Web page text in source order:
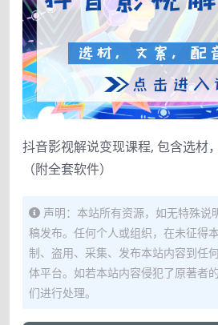
抖音影视解说变现课程, 包含选材
（附全套软件）
声明：本站所有资源，如无特殊说
稿发布。任何个人或组织，在未征得
制、盗用、采集、发布本站内容到任
体平台。如若本站内容侵犯了原著者
们进行处理。